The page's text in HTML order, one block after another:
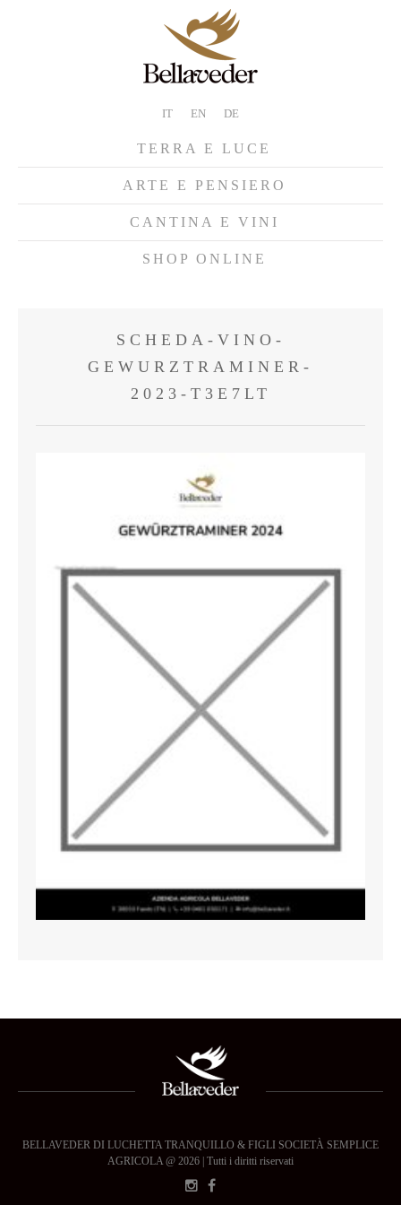
IT EN DE
TERRA E LUCE
ARTE E PENSIERO
CANTINA E VINI
SHOP ONLINE
SCHEDA-VINO-
GEWURZTRAMINER-
2023-T3E7LT
BELLAVEDER DI LUCHETTA TRANQUILLO & FIGLI SOCIETÀ SEMPLICE
AGRICOLA @ 2026 | Tutti i diritti riservati